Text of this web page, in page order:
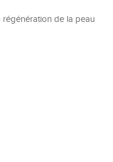
régénération de la peau